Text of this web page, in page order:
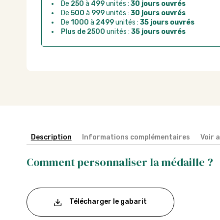
Chorus Pro :règlement par mandat
De 250 à 499unités : 30 jours ouvrés
De 500 à 999unités : 30 jours ouvrés
De 1000 à 2499unités : 35 jours ouvrés
Plus de 2500 unités : 35 jours ouvrés
Description Informations complémentaires Voir
Comment personnaliser la médaille ?
Télécharger le gabarit